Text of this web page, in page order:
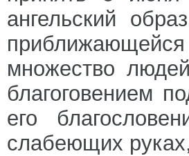
ангельский
множество
благоговением
его
слабеющих